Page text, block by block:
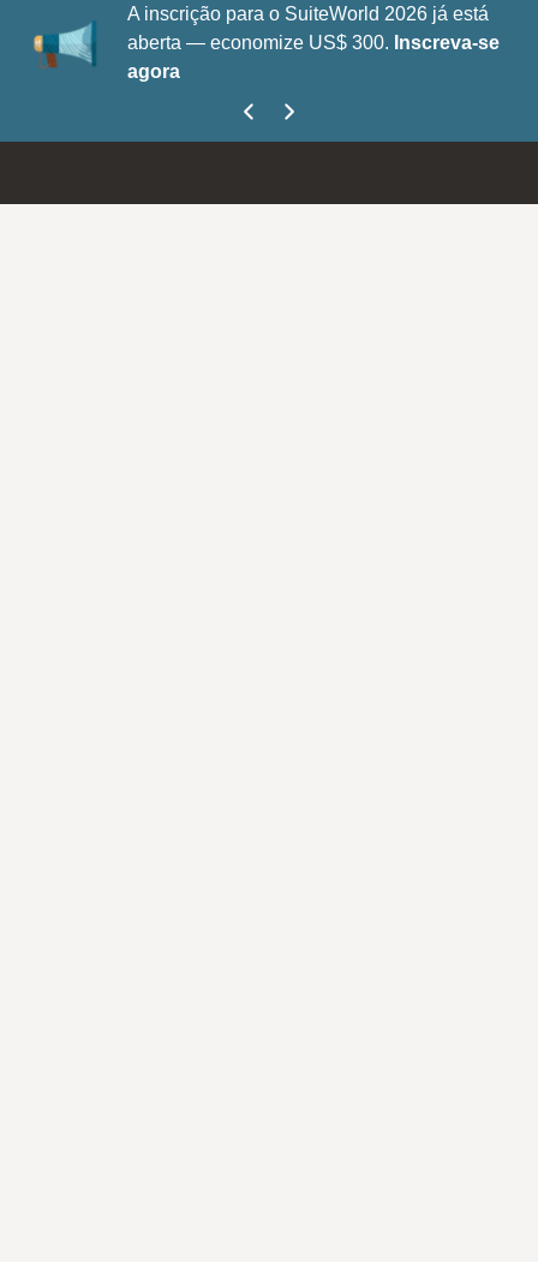
A inscrição para o SuiteWorld 2026 já está
aberta — economize US$ 300. Inscreva-se
agora